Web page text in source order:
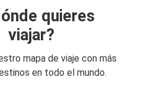
quieres
viajar?
mapa de viaje con más
en todo el mundo.